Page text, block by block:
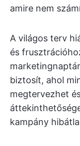
amire nem
A világos terv
és
biztosít, ahol
megtervezhet
kampány